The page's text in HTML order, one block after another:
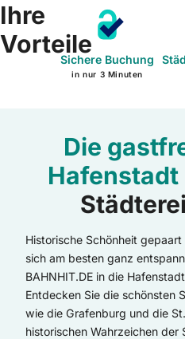
Ihre
Vorteile
Sichere Buchung
in nur 3 Minuten
Die
Historische Schönheit
sich am besten ganz
BAHNHIT.DE in die
Entdecken Sie die schönsten
wie die Grafenburg und die
historischen Wahrzeichen